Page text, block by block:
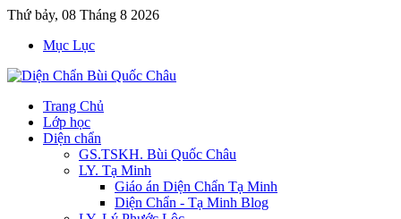
Thứ bảy, 08 Tháng 8 2026
Mục Lục
Trang Chủ
Lớp học
Diện chẩn
GS.TSKH. Bùi Quốc Châu
LY. Tạ Minh
Giáo án Diện Chẩn Tạ Minh
Diện Chẩn - Tạ Minh Blog